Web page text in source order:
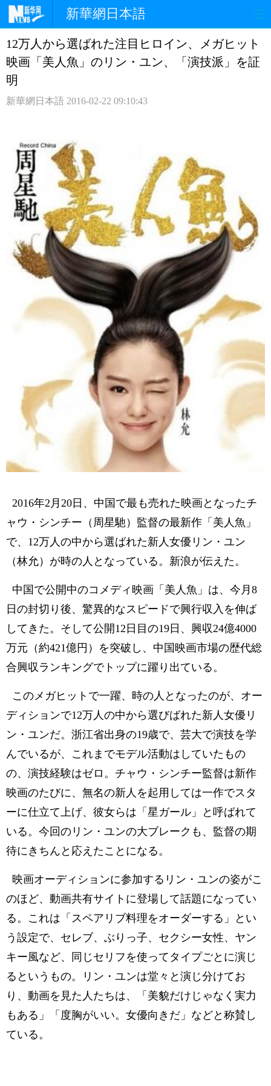
新華網日本語
ホームページ 政治 経済
観光 評論
12万人から選ばれた注目ヒロイン、メガヒット
映画「美人魚」のリン・ユン、「演技派」を証
明
新華網日本語 2016-02-22 09:10:43
2016年2月20日、中国で最も売れた映画となったチ
ャウ・シンチー（周星馳）監督の最新作「美人魚」
で、12万人の中から選ばれた新人女優リン・ユン
（林允）が時の人となっている。新浪が伝えた。
中国で公開中のコメディ映画「美人魚」は、今月8
日の封切り後、驚異的なスピードで興行収入を伸ば
してきた。そして公開12日目の19日、興収24億4000
万元（約421億円）を突破し、中国映画市場の歴代総
合興収ランキングでトップに躍り出ている。
このメガヒットで一躍、時の人となったのが、オー
ディションで12万人の中から選びばれた新人女優リ
ン・ユンだ。浙江省出身の19歳で、芸大で演技を学
んでいるが、これまでモデル活動はしていたもの
の、演技経験はゼロ。チャウ・シンチー監督は新作
映画のたびに、無名の新人を起用しては一作でスタ
ーに仕立て上げ、彼女らは「星ガール」と呼ばれて
いる。今回のリン・ユンの大ブレークも、監督の期
待にきちんと応えたことになる。
映画オーディションに参加するリン・ユンの姿がこ
のほど、動画共有サイトに登場して話題になってい
る。これは「スペアリブ料理をオーダーする」とい
う設定で、セレブ、ぶりっ子、セクシー女性、ヤン
キー風など、同じセリフを使ってタイプごとに演じ
るというもの。リン・ユンは堂々と演じ分けてお
り、動画を見た人たちは、「美貌だけじゃなく実力
もある」「度胸がいい。女優向きだ」などと称賛し
ている。